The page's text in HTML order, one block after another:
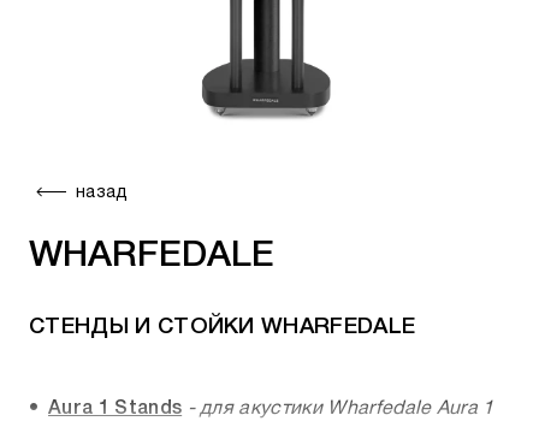
назад
WHARFEDALE
СТЕНДЫ И СТОЙКИ WHARFEDALE
Aura 1 Stands - для акустики Wharfedale Aura 1